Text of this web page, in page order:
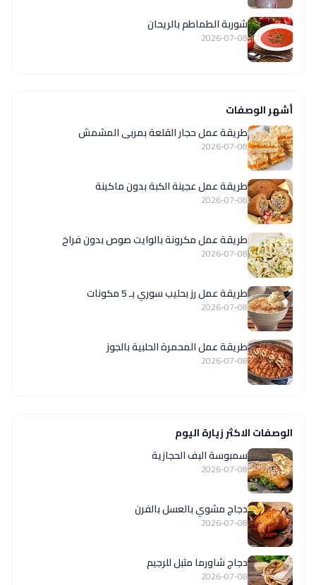
شوربة الطماطم بالريحان
2026-07-08
أشهر الوصفات
طريقة عمل حجار القلعة بمربى المشمش
2026-07-08
طريقة عمل عجينة الكبة بدون ماكينة
2026-07-08
طريقة عمل مكرونة بالوايت صوص بدون فراخ
2026-07-08
طريقة عمل رز بحليب سوري بـ 5 مكونات
2026-07-08
طريقة عمل المحمرة الحلبية بالجوز
2026-07-08
الوصفات الاكثر زيارة اليوم
سمبوسة البف الحجازية
2026-07-08
دجاج مشوي بالعسل بالفرن
2026-07-08
دجاج شاورما متبل للرجيم
2026-07-08